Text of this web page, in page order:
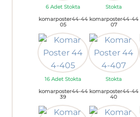
6 Adet Stokta Stokta
komarposter44-44
05
16 Adet Stokta
komarposter44-44
07
Stokta
komarposter44-44
39
komarposter44-44
40